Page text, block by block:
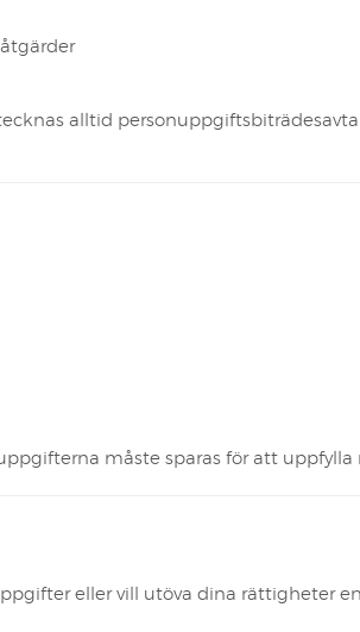
alltid
måste sparas för att uppfylla
eller vill utöva dina rättigheter